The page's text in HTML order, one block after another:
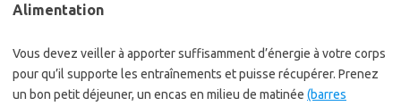
Alimentation
Vous devez veiller à apporter suffisamment d’énergie à votre corps
pour qu’il supporte les entraînements et puisse récupérer. Prenez
un bon petit déjeuner, un encas en milieu de matinée (barres